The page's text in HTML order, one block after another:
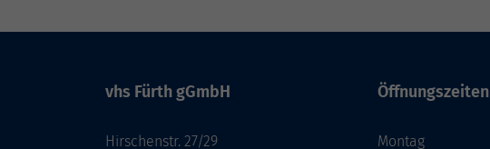
vhs Fürth gGmbH
Hirschenstr. 27/29
Öffnungszeiten
Montag